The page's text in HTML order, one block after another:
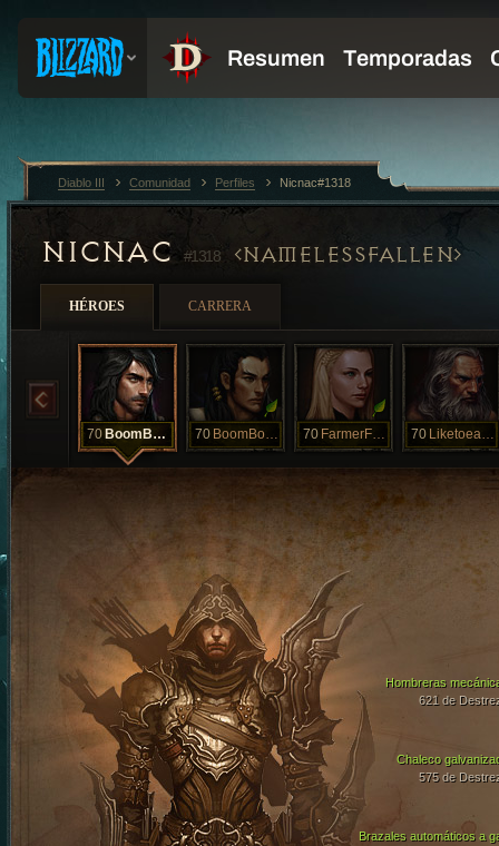
NICNAC #1318 NAMELESSFALLEN
HÉROES CARRERA
70 BoomBoom 70 BoomBoomDave 70 FarmerFran 70 Liketoeatpie
Chaleco
575 de
Brazales automáticos a
Hombreras
621 de
Diablo III Comunidad Perfiles Nicnac#1318